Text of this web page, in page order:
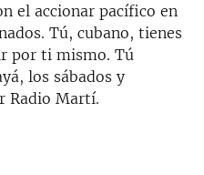
LATINA
el accionar pacífico en
Tú, cubano, tienes
por ti mismo. Tú
los sábados y
Radio Martí.